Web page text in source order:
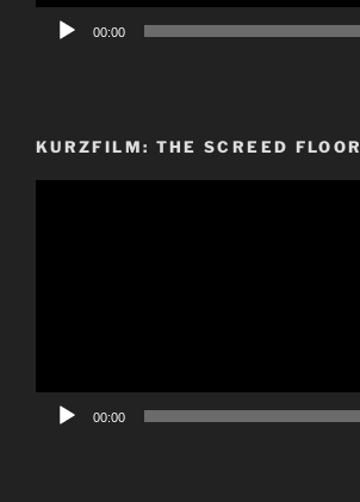
00:00
KURZFILM: THE SCREED FLOOR
00:00